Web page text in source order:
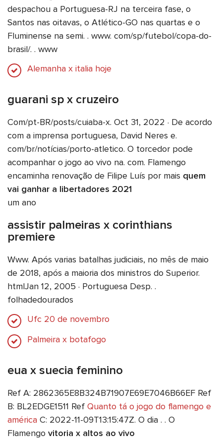
despachou a Portuguesa-RJ na terceira fase, o
Santos nas oitavas, o Atlético-GO nas quartas e o
Fluminense na semi. . www. com/sp/futebol/copa-do-
brasil/. . www
Alemanha x italia hoje
guarani sp x cruzeiro
Com/pt-BR/posts/cuiaba-x. Oct 31, 2022 · De acordo
com a imprensa portuguesa, David Neres e.
com/br/notícias/porto-atletico. O torcedor pode
acompanhar o jogo ao vivo na. com. Flamengo
encaminha renovação de Filipe Luís por mais quem
vai ganhar a libertadores 2021
um ano
assistir palmeiras x corinthians
premiere
Www. Após varias batalhas judiciais, no mês de maio
de 2018, após a maioria dos ministros do Superior.
htmlJan 12, 2005 · Portuguesa Desp. .
folhadedourados
Ufc 20 de novembro
Palmeira x botafogo
eua x suecia feminino
Ref A: 2862365E8B324B71907E69E7046B66EF Ref
B: BL2EDGE1511 Ref Quanto tá o jogo do flamengo e
américa C: 2022-11-09T13:15:47Z. O dia . . O
Flamengo vitoria x altos ao vivo